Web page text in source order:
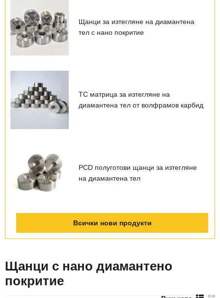
Щанци за изтегляне на диамантена
тел с нано покритие
TC матрица за изтегляне на
диамантена тел от волфрамов карбид
PCD полуготови щанци за изтегляне
на диамантена тел
Всички нови продукти
Щанци с нано диамантено
покритие